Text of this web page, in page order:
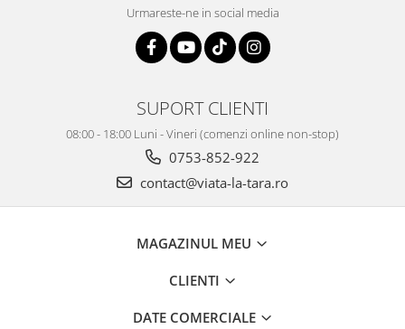
Urmareste-ne in social media
SUPORT CLIENTI
08:00 - 18:00 Luni - Vineri (comenzi online non-stop)
0753-852-922
contact@viata-la-tara.ro
MAGAZINUL MEU
CLIENTI
DATE COMERCIALE